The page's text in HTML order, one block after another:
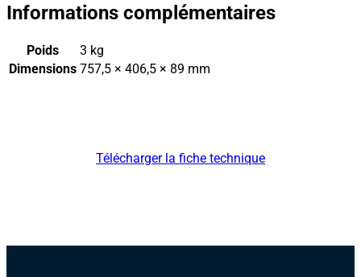
Informations complémentaires
Poids
3 kg
Dimensions 757,5 × 406,5 × 89 mm
Télécharger la fiche technique